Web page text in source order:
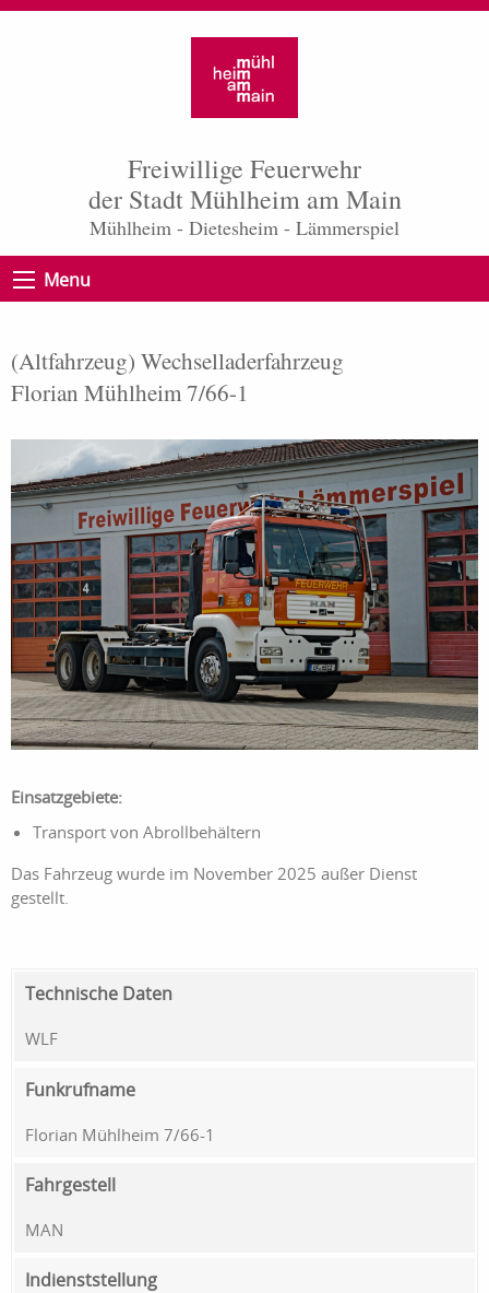
Freiwillige Feuerwehr
der Stadt Mühlheim am Main
Mühlheim - Dietesheim - Lämmerspiel
Menu
(Altfahrzeug) Wechselladerfahrzeug
Florian Mühlheim 7/66-1
Einsatzgebiete:
Transport von Abrollbehältern
Das Fahrzeug wurde im November 2025 außer Dienst
gestellt.
Technische Daten
WLF
Funkrufname
Florian Mühlheim 7/66-1
Fahrgestell
MAN
Indienststellung